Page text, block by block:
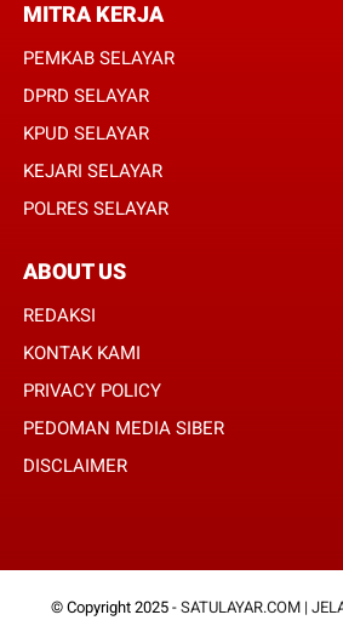
MITRA KERJA
PEMKAB SELAYAR
DPRD SELAYAR
KPUD SELAYAR
KEJARI SELAYAR
POLRES SELAYAR
ABOUT US
REDAKSI
KONTAK KAMI
PRIVACY POLICY
PEDOMAN MEDIA SIBER
DISCLAIMER
© Copyright 2025 - SATULAYAR.COM |